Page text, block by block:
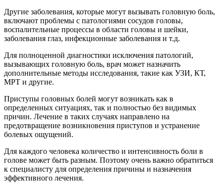
Другие заболевания, которые могут вызывать головную боль,
включают проблемы с патологиями сосудов головы,
воспалительные процессы в области головы и шейки,
заболевания глаз, инфекционные заболевания и т.д.
Для полноценной диагностики исключения патологий,
вызывающих головную боль, врач может назначить
дополнительные методы исследования, такие как УЗИ, КТ,
МРТ и другие.
Приступы головных болей могут возникать как в
определенных ситуациях, так и полностью без видимых
причин. Лечение в таких случаях направлено на
предотвращение возникновения приступов и устранение
болевых ощущений.
Для каждого человека количество и интенсивность боли в
голове может быть разным. Поэтому очень важно обратиться
к специалисту для определения причины и назначения
эффективного лечения.